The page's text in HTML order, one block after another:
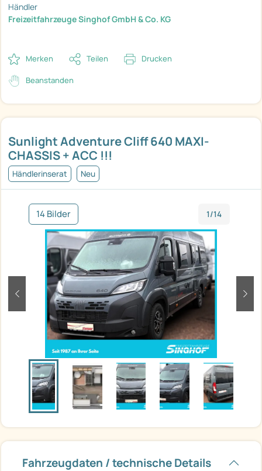
Sunlight Adventure Cliff 640 MAXI-
CHASSIS + ACC !!!
Händlerinserat Neu
14 Bilder 1/14
zurück
Fahrzeugdaten / technische Details
Händler
Freizeitfahrzeuge Singhof GmbH & Co. KG
Merken Teilen Drucken
Beanstanden